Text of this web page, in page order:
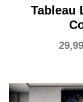
Tableau
29,99